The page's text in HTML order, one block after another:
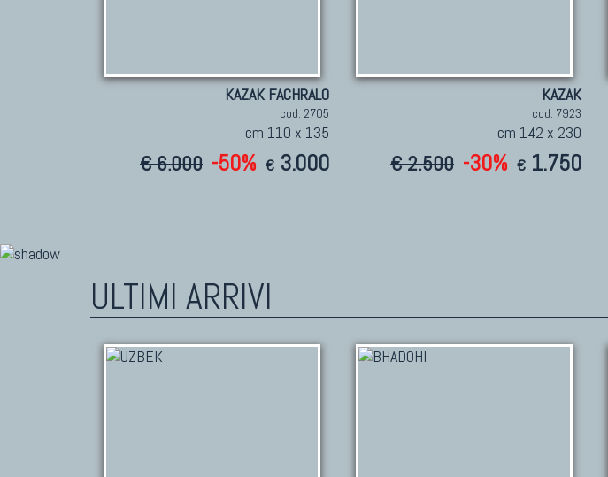
KAZAK FACHRALO
cod. 2705
cm 110 x 135
€ 6.000 -50% € 3.000
KAZAK
cod. 7923
cm 142 x 230
€ 2.500 -30% € 1.750
ULTIMI ARRIVI